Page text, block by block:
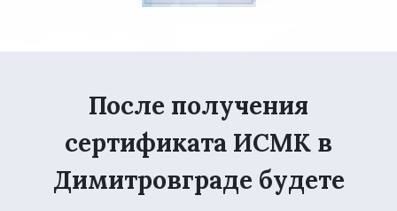
После получения
сертификата ИСМК в
Димитровграде будете